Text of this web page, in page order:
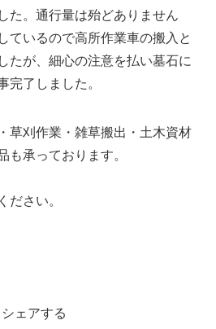
た。通行量は殆どありません
ているので高所作業車の搬入と
たが、細心の注意を払い墓石に
完了しました。
草刈作業・雑草搬出・土木資材
も承っております。
ださい。
シェアする